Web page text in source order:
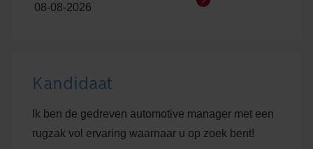
08-08-2026
Kandidaat
Ik ben de gedreven automotive manager met een
rugzak vol ervaring waarnaar u op zoek bent!